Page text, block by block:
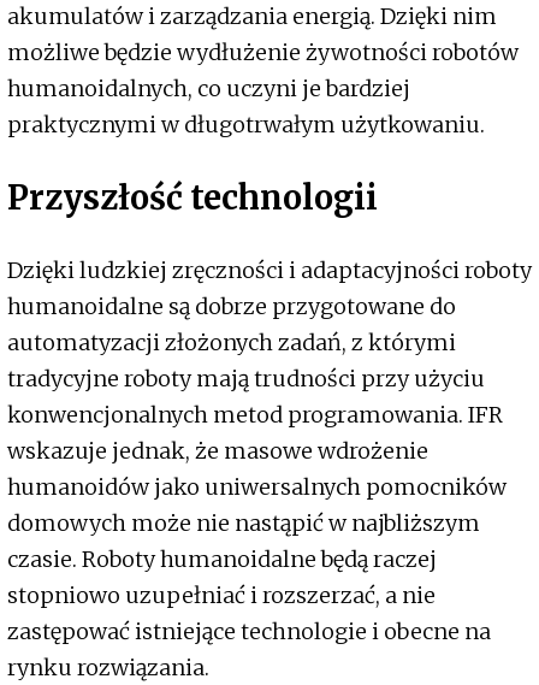
akumulatów i zarządzania energią. Dzięki nim
możliwe będzie wydłużenie żywotności robotów
humanoidalnych, co uczyni je bardziej
praktycznymi w długotrwałym użytkowaniu.
Przyszłość technologii
Dzięki ludzkiej zręczności i adaptacyjności roboty
humanoidalne są dobrze przygotowane do
automatyzacji złożonych zadań, z którymi
tradycyjne roboty mają trudności przy użyciu
konwencjonalnych metod programowania. IFR
wskazuje jednak, że masowe wdrożenie
humanoidów jako uniwersalnych pomocników
domowych może nie nastąpić w najbliższym
czasie. Roboty humanoidalne będą raczej
stopniowo uzupełniać i rozszerzać, a nie
zastępować istniejące technologie i obecne na
rynku rozwiązania.